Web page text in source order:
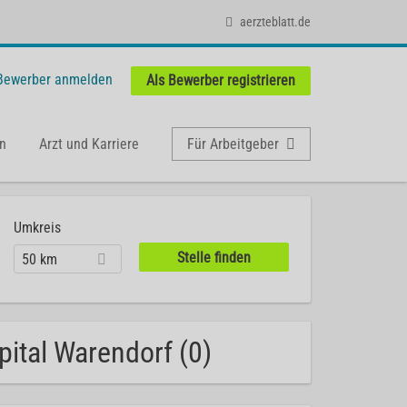
aerzteblatt.de
anmelden Als Bewerber registrieren
Arzt und Karriere Für Arbeitgeber
Umkreis
50 km
Warendorf (0)